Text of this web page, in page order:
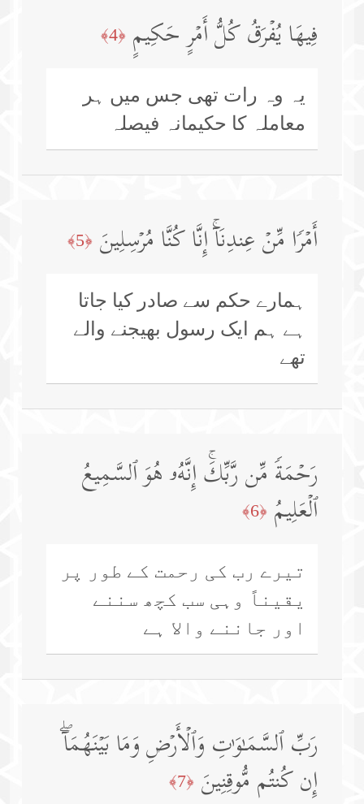
فِیهَا یُفۡرَقُ كُلُّ أَمۡرٍ حَكِیمٍ ﴿4﴾
یہ وہ رات تھی جس میں ہر
معاملہ کا حکیمانہ فیصلہ
أَمۡرࣰا مِّنۡ عِندِنَاۤۚ إِنَّا كُنَّا مُرۡسِلِینَ ﴿5﴾
ہمارے حکم سے صادر کیا جاتا
ہے ہم ایک رسول بھیجنے والے
تھے
رَحۡمَةࣰ مِّن رَّبِّكَۚ إِنَّهُۥ هُوَ ٱلسَّمِیعُ
ٱلۡعَلِیمُ ﴿6﴾
تیرے رب کی رحمت کے طور پر
یقیناً وہی سب کچھ سننے
اور جاننے والا ہے
رَبِّ ٱلسَّمَـٰوَ ٰ⁠تِ وَٱلۡأَرۡضِ وَمَا بَیۡنَهُمَاۤۖ
إِن كُنتُم مُّوقِنِینَ ﴿7﴾